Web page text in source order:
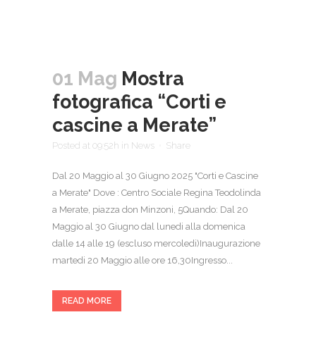
01 Mag Mostra
fotografica “Corti e
cascine a Merate”
Posted at 09:52h in News Share
Dal 20 Maggio al 30 Giugno 2025 "Corti e Cascine
a Merate" Dove : Centro Sociale Regina Teodolinda
a Merate, piazza don Minzoni, 5Quando: Dal 20
Maggio al 30 Giugno dal lunedi alla domenica
dalle 14 alle 19 (escluso mercoledi)Inaugurazione
martedi 20 Maggio alle ore 16,30Ingresso...
READ MORE